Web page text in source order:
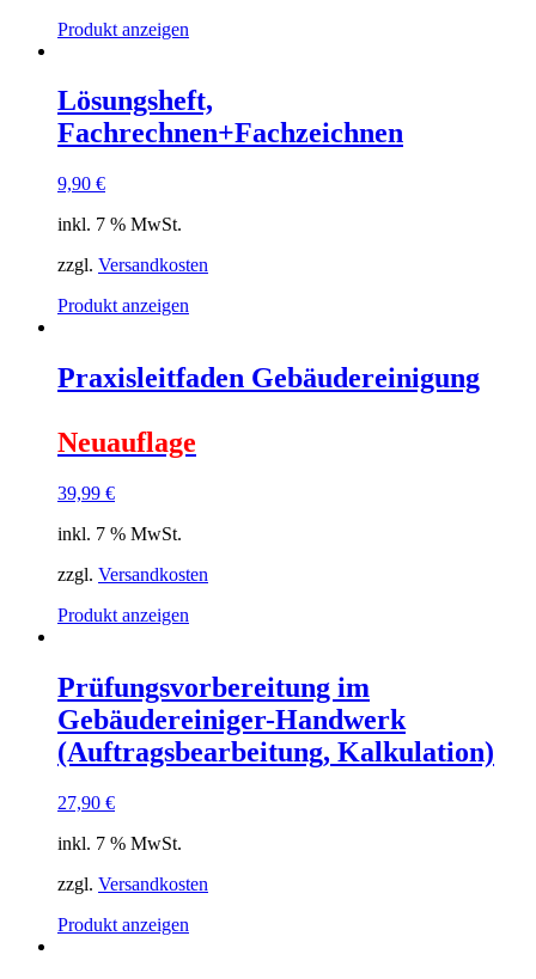
Produkt anzeigen
Lösungsheft,
Fachrechnen+Fachzeichnen
9,90 €
inkl. 7 % MwSt.
zzgl. Versandkosten
Produkt anzeigen
Praxisleitfaden Gebäudereinigung
Neuauflage
39,99 €
inkl. 7 % MwSt.
zzgl. Versandkosten
Produkt anzeigen
Prüfungsvorbereitung im
Gebäudereiniger-Handwerk
(Auftragsbearbeitung, Kalkulation)
27,90 €
inkl. 7 % MwSt.
zzgl. Versandkosten
Produkt anzeigen